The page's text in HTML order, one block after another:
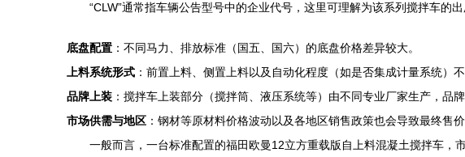
“CLW”通常指车辆公告型号中的企业代号，这里可理解为该系列搅拌车的
底盘配置 ：不同马力、排放标准（国五、国六）的底盘价格差异较大。
上料系统形式 ：前置上料、侧置上料以及自动化程度（如是否集成计量系统）不
品牌上装 ：搅拌车上装部分（搅拌筒、液压系统等）由不同专业厂家生产，品
市场供需与地区 ：钢材等原材料价格波动以及各地区销售政策也会导致最终售价
一般而言，一台标准配置的福田欧曼12立方重载版自上料混凝土搅拌车，